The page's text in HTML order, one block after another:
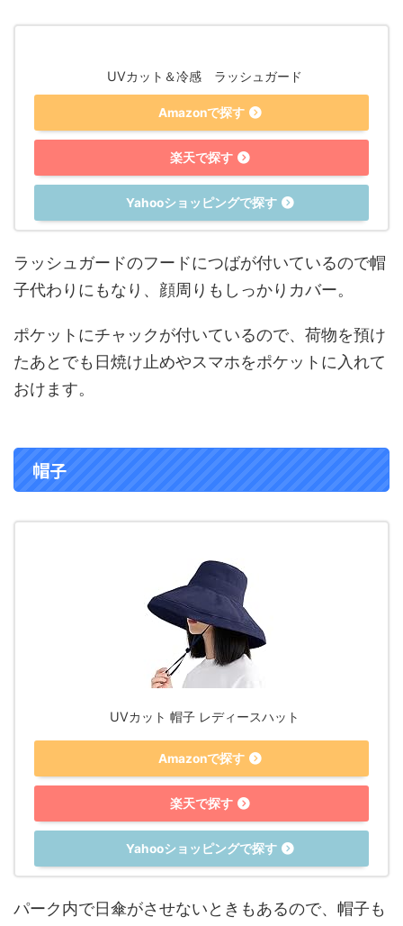
UVカット＆冷感 ラッシュガード
Amazonで探す
楽天で探す
Yahooショッピングで探す
ラッシュガードのフードにつばが付いているので帽
子代わりにもなり、顔周りもしっかりカバー。
ポケットにチャックが付いているので、荷物を預け
たあとでも日焼け止めやスマホをポケットに入れて
おけます。
帽子
UVカット 帽子 レディースハット
Amazonで探す
楽天で探す
Yahooショッピングで探す
パーク内で日傘がさせないときもあるので、帽子も